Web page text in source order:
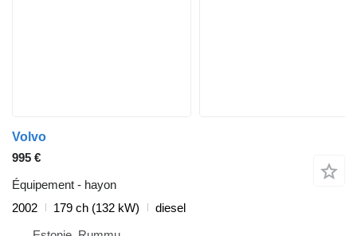
Volvo
995 €
Équipement - hayon
2002
179 ch (132 kW)
diesel